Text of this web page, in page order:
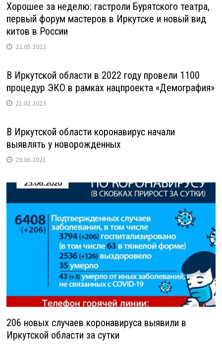
Хорошее за неделю: гастроли Бурятского театра,
первый форум мастеров в Иркутске и новый вид
китов в России
22.05.2022
В Иркутской области в 2022 году провели 1100
процедур ЭКО в рамках нацпроекта «Демография»
21.02.2023
В Иркутской области коронавирус начали
выявлять у новорожденных
29.06.2021
206 новых случаев коронавируса выявили в
Иркутской области за сутки